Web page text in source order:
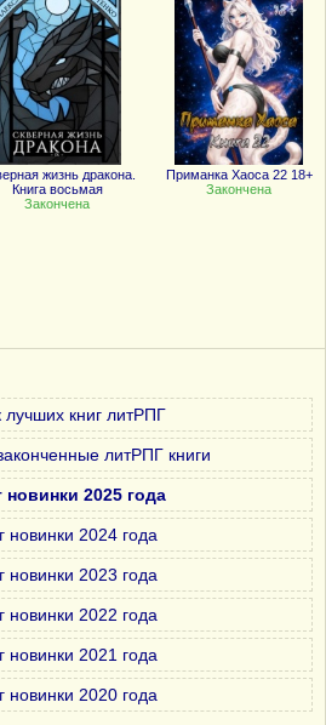
жизнь дракона.
Книга восьмая
Закончена
Приманка Хаоса 22 18+
Закончена
лучших книг литРПГ
литРПГ книги
новинки 2025 года
новинки 2024 года
новинки 2023 года
новинки 2022 года
новинки 2021 года
новинки 2020 года